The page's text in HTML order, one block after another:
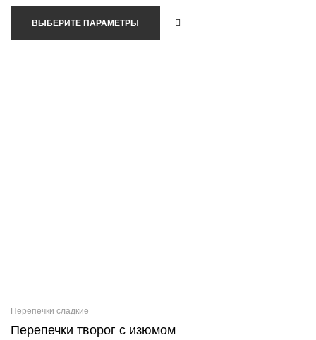
ВЫБЕРИТЕ ПАРАМЕТРЫ
Перепечки сладкие
Перепечки творог с изюмом